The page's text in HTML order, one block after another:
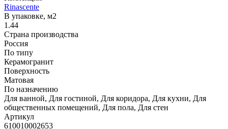
Rinascente
В упаковке, м2
1.44
Страна производства
Россия
По типу
Керамогранит
Поверхность
Матовая
По назначению
Для ванной, Для гостиной, Для коридора, Для кухни, Для
общественных помещений, Для пола, Для стен
Артикул
610010002653